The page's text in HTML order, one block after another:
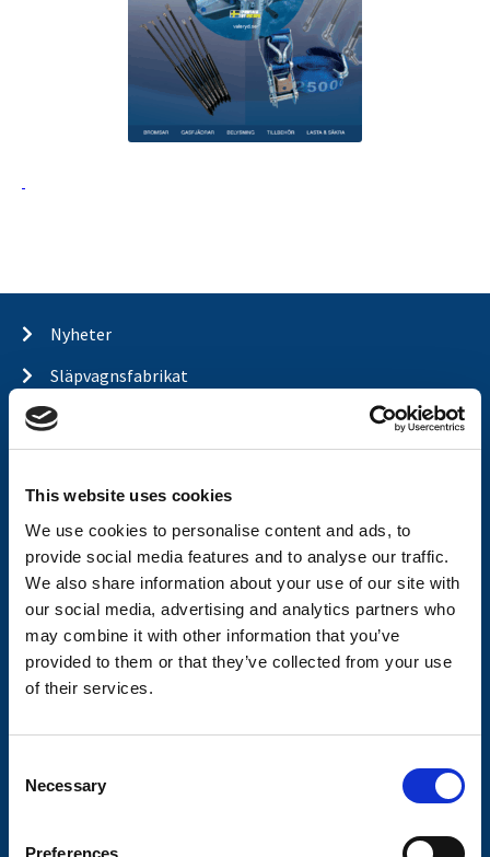
This website uses cookies
We use cookies to personalise content and ads, to
provide social media features and to analyse our traffic.
We also share information about your use of our site with
our social media, advertising and analytics partners who
may combine it with other information that you’ve
provided to them or that they’ve collected from your use
of their services.
Necessary
Preferences
Nyheter
Släpvagnsfabrikat
Släpvagnsservice
Frågor & Svar
Butikskoncept
Kontakt
Kontakt
Köp- och returvillkor
Returer & reklamationer